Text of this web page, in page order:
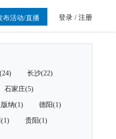
布活动/直播 登录 / 注册
长沙(22)
石家庄(5)
纳(1) 德阳(1)
贵阳(1)